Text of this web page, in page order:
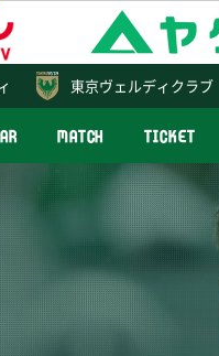
東京ヴェルディクラブ
MATCH TICKET